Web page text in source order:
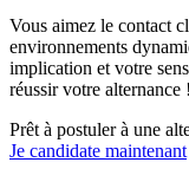
Vous aimez le contact
environnements
implication et votre
réussir votre alternance !
Prêt à postuler à une
Je candidate maintenant